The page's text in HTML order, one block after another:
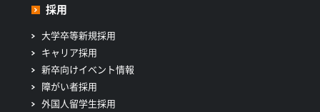
採用
大学卒等新規採用
キャリア採用
新卒向けイベント情報
障がい者採用
外国人留学生採用